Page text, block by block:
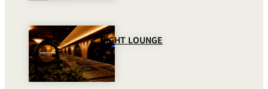
NIGHT LOUNGE